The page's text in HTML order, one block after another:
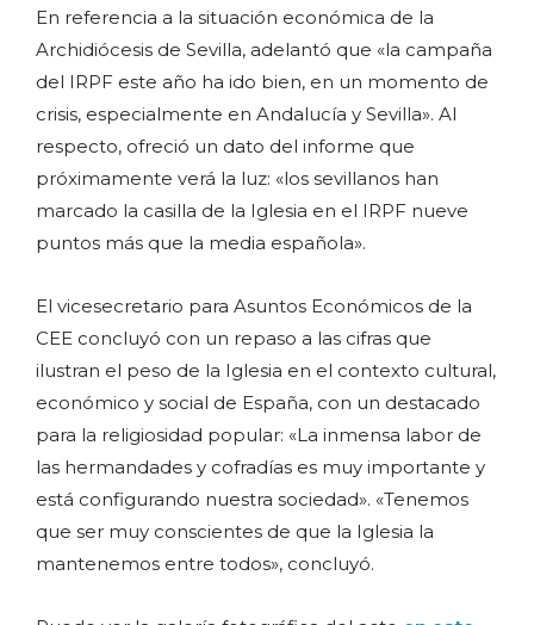
En referencia a la situación económica de la
Archidiócesis de Sevilla, adelantó que «la campaña
del IRPF este año ha ido bien, en un momento de
crisis, especialmente en Andalucía y Sevilla». Al
respecto, ofreció un dato del informe que
próximamente verá la luz: «los sevillanos han
marcado la casilla de la Iglesia en el IRPF nueve
puntos más que la media española».
El vicesecretario para Asuntos Económicos de la
CEE concluyó con un repaso a las cifras que
ilustran el peso de la Iglesia en el contexto cultural,
económico y social de España, con un destacado
para la religiosidad popular: «La inmensa labor de
las hermandades y cofradías es muy importante y
está configurando nuestra sociedad». «Tenemos
que ser muy conscientes de que la Iglesia la
mantenemos entre todos», concluyó.